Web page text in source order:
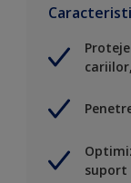
suport